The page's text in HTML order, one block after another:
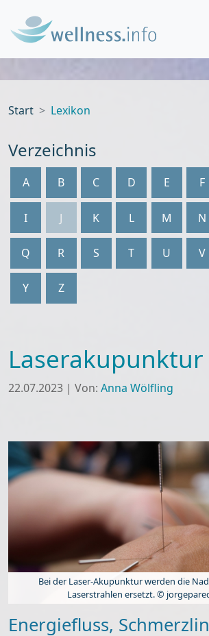
Start Lexikon
Verzeichnis
A B C D E F
I J K L M N
Q R S T U V
Y Z
Laserakupunktur
22.07.2023 | Von: Anna Wölfling
Bei der Laser-Akupunktur werden die
Laserstrahlen ersetzt. ©
Energiefluss,